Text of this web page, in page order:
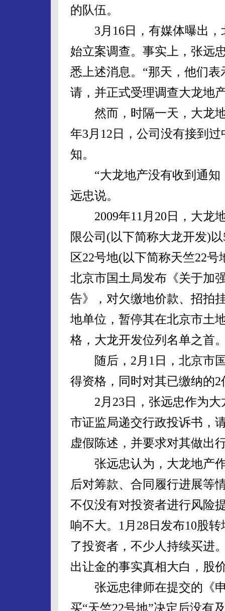
的队伍。
3月16日，有媒体曝出，
始立案调查。事实上，张远
悉上述消息。“那天，他们
请，并正式受理调查大龙地
然而，时隔一天，大龙地
年3月12日，公司没有接到
知。
“大龙地产没有收到通知
远忠说。
2009年11月20日，大龙
限公司(以下简称大龙开发)
区22号地(以下简称天竺22
北京市国土局发布《关于加
告》，对欠缴地价款、招拍
地单位，暂停其在北京市土
格，大龙开发位列名单之首
随后，2月1日，北京市国
得资格，同时对其已缴纳的
2月23日，张远忠作为大
市证监局递交行政投诉书，
虚假陈述，并要求对其做出
张远忠认为，大龙地产作
后对筹款、合同履行进展等
不仅没有对投资者进行风险
响不大。1月28日发布10股
了投资者，不少人持续买进
出让金的事实真相大白，股
张远忠律师在提交的《申
买“天竺22号地”决定后没有